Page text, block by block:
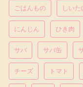
ごはんもの しいた
にんじん ひき肉
サバ サバ缶
チーズ トマト